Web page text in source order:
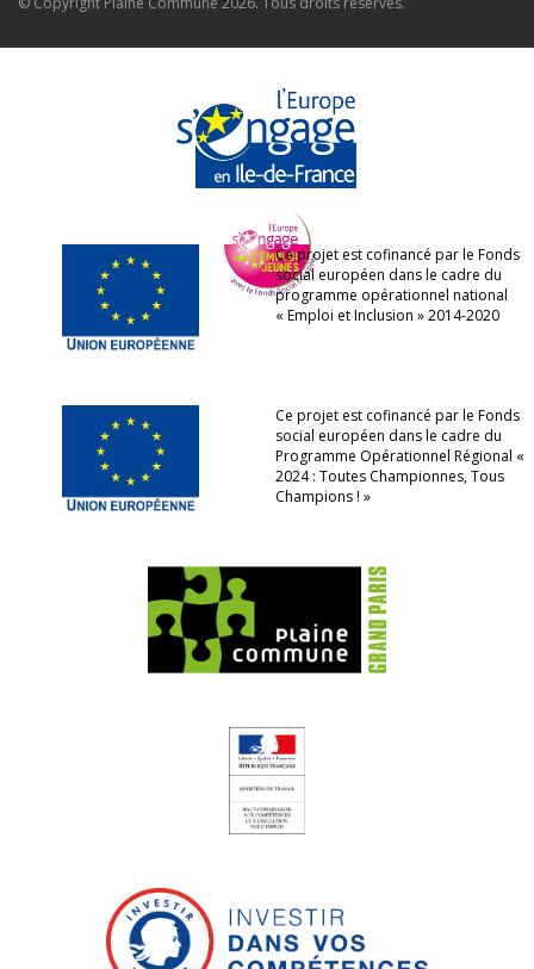
Ce projet est cofinancé par le Fonds
social européen dans le cadre du
programme opérationnel national
« Emploi et Inclusion » 2014-2020
Ce projet est cofinancé par le Fonds
social européen dans le cadre du
Programme Opérationnel Régional «
2024 : Toutes Championnes, Tous
Champions ! »